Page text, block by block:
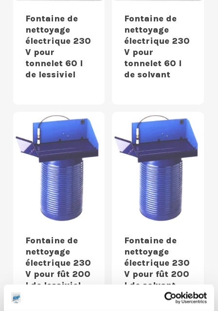
Fontaine de
nettoyage
électrique 230
V pour
tonnelet 60 l
de lessiviel
Fontaine de
nettoyage
électrique 230
V pour
tonnelet 60 l
de solvant
Fontaine de
nettoyage
électrique 230
V pour fût 200
l de lessiviel
Fontaine de
nettoyage
électrique 230
V pour fût 200
l de solvant